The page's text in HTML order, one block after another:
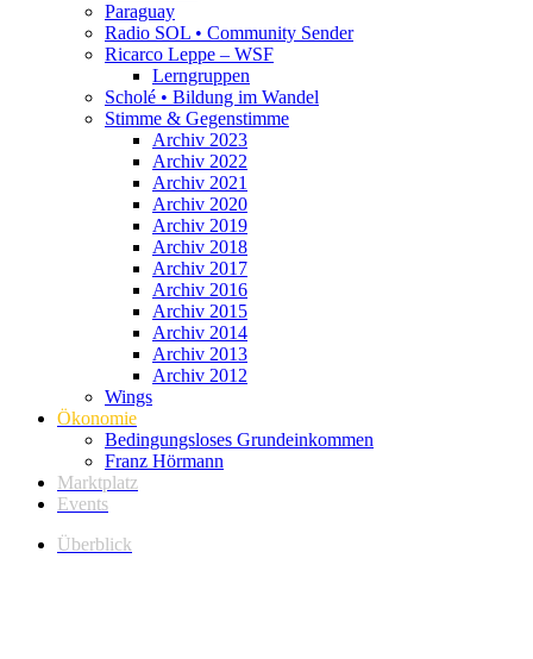
Paraguay
Radio SOL • Community Sender
Ricarco Leppe – WSF
Lerngruppen
Scholé • Bildung im Wandel
Stimme & Gegenstimme
Archiv 2023
Archiv 2022
Archiv 2021
Archiv 2020
Archiv 2019
Archiv 2018
Archiv 2017
Archiv 2016
Archiv 2015
Archiv 2014
Archiv 2013
Archiv 2012
Wings
Ökonomie
Bedingungsloses Grundeinkommen
Franz Hörmann
Marktplatz
Events
Überblick